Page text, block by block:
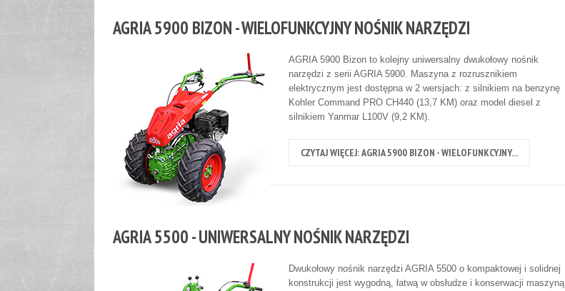
AGRIA 5900 BIZON - WIELOFUNKCYJNY NOŚNIK NARZĘDZI
AGRIA 5900 Bizon to kolejny uniwersalny dwukołowy nośnik
narzędzi z serii AGRIA 5900. Maszyna z rozrusznikiem
elektrycznym jest dostępna w 2 wersjach: z silnikiem na benzynę
Kohler Command PRO CH440 (13,7 KM) oraz model diesel z
silnikiem Yanmar L100V (9,2 KM).
CZYTAJ WIĘCEJ: AGRIA 5900 BIZON - WIELOFUNKCYJNY...
AGRIA 5500 - UNIWERSALNY NOŚNIK NARZĘDZI
Dwukołowy nośnik narzędzi AGRIA 5500 o kompaktowej i solidnej
konstrukcji jest wygodną, łatwą w obsłudze i konserwacji maszyną